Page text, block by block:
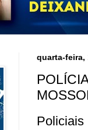
quarta-feira,